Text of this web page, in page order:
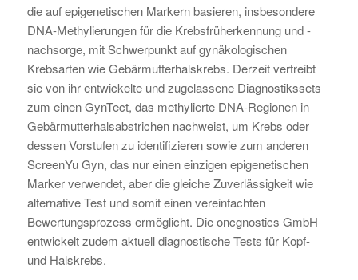
die auf epigenetischen Markern basieren, insbesondere
DNA-Methylierungen für die Krebsfrüherkennung und -
nachsorge, mit Schwerpunkt auf gynäkologischen
Krebsarten wie Gebärmutterhalskrebs. Derzeit vertreibt
sie von ihr entwickelte und zugelassene Diagnostikssets
zum einen GynTect, das methylierte DNA-Regionen in
Gebärmutterhalsabstrichen nachweist, um Krebs oder
dessen Vorstufen zu identifizieren sowie zum anderen
ScreenYu Gyn, das nur einen einzigen epigenetischen
Marker verwendet, aber die gleiche Zuverlässigkeit wie
alternative Test und somit einen vereinfachten
Bewertungsprozess ermöglicht. Die oncgnostics GmbH
entwickelt zudem aktuell diagnostische Tests für Kopf-
und Halskrebs.